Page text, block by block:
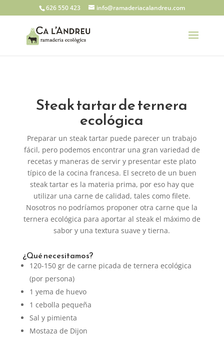
626 550 423 info@ramaderiacalandreu.com
Steak tartar de ternera
ecológica
Preparar un steak tartar puede parecer un trabajo
fácil, pero podemos encontrar una gran variedad de
recetas y maneras de servir y presentar este plato
típico de la cocina francesa. El secreto de un buen
steak tartar es la materia prima, por eso hay que
utilizar una carne de calidad, tales como filete.
Nosotros no podríamos proponer otra carne que la
ternera ecológica para aportar al steak el máximo de
sabor y una textura suave y tierna.
¿Qué necesitamos?
120-150 gr de carne picada de ternera ecológica
(por persona)
1 yema de huevo
1 cebolla pequeña
Sal y pimienta
Mostaza de Dijon